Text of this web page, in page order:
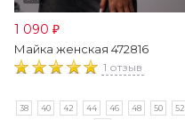
1 090 ₽
Майка женская 472816
1 отзыв
38 40 42 44 46 48 50
52